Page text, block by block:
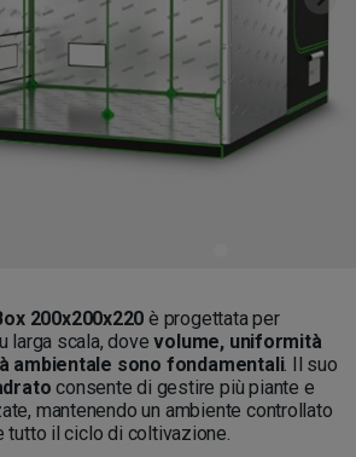
200x200x220 è progettata per
larga scala, dovevolume, uniformità
ambientale sono fondamentali. Il suo
consente di gestire più piante e
mantenendo un ambiente controllato
tutto il ciclo di coltivazione.